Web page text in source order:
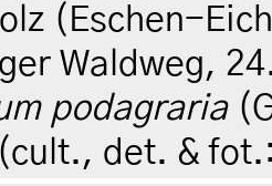
(Eschen-
Waldweg,
podagraria
det. &